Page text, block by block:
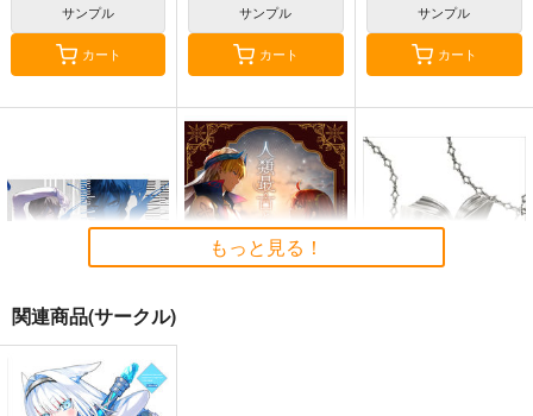
サンプル
カート
サンプル
カート
サンプル
カート
BLUE nankaAkanjin
oOMNIBUS
もっと見る！
関連商品(サークル)